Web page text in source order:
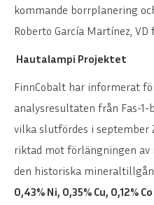
kommande borrplanering
Roberto García Martínez,
Hautalampi Projektet
FinnCobalt har informerat
analysresultaten från Fas-
vilka slutfördes i september
riktad mot förlängningen
den historiska
0,43% Ni, 0,35% Cu, 0,12% Co